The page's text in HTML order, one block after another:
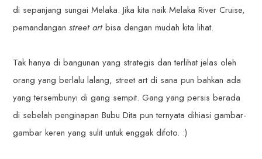
di sepanjang sungai Melaka. Jika kita naik Melaka River Cruise,
pemandanganstreet artbisa dengan mudah kita lihat.
Tak hanya di bangunan yang strategis dan terlihat jelas oleh
orang yang berlalu lalang, street art di sana pun bahkan ada
yang tersembunyi di gang sempit. Gang yang persis berada
di sebelah penginapan Bubu Dita pun ternyata dihiasi gambar-
gambar keren yang sulit untuk enggak difoto. :)